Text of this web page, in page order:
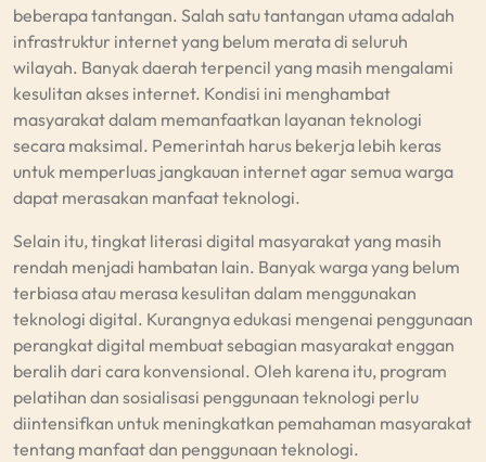
beberapa tantangan. Salah satu tantangan utama adalah
infrastruktur internet yang belum merata di seluruh
wilayah. Banyak daerah terpencil yang masih mengalami
kesulitan akses internet. Kondisi ini menghambat
masyarakat dalam memanfaatkan layanan teknologi
secara maksimal. Pemerintah harus bekerja lebih keras
untuk memperluas jangkauan internet agar semua warga
dapat merasakan manfaat teknologi.
Selain itu, tingkat literasi digital masyarakat yang masih
rendah menjadi hambatan lain. Banyak warga yang belum
terbiasa atau merasa kesulitan dalam menggunakan
teknologi digital. Kurangnya edukasi mengenai penggunaan
perangkat digital membuat sebagian masyarakat enggan
beralih dari cara konvensional. Oleh karena itu, program
pelatihan dan sosialisasi penggunaan teknologi perlu
diintensifkan untuk meningkatkan pemahaman masyarakat
tentang manfaat dan penggunaan teknologi.